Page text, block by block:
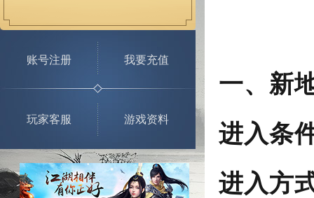
账号注册 我要充值
玩家客服 游戏资料
一、新
进入条
进入方